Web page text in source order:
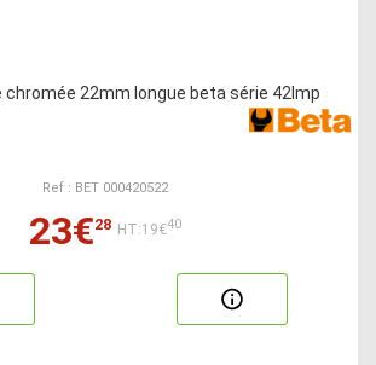
chromée 22mm longue beta série 42lmp
Ref : BET 000420522
23€28 HT:19€40